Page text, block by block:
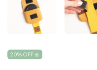
20% OFF 🎀